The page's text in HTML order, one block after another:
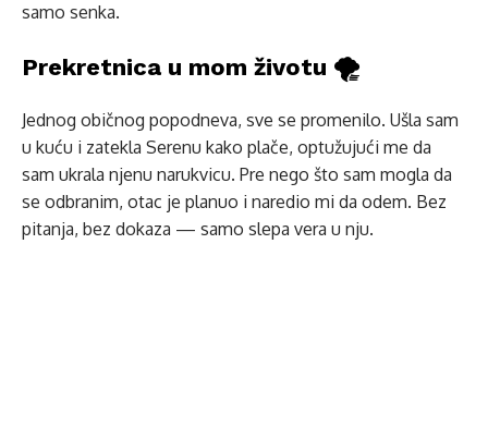
samo senka.
Prekretnica u mom životu 🌪️
Jednog običnog popodneva, sve se promenilo. Ušla sam
u kuću i zatekla Serenu kako plače, optužujući me da
sam ukrala njenu narukvicu. Pre nego što sam mogla da
se odbranim, otac je planuo i naredio mi da odem. Bez
pitanja, bez dokaza — samo slepa vera u nju.